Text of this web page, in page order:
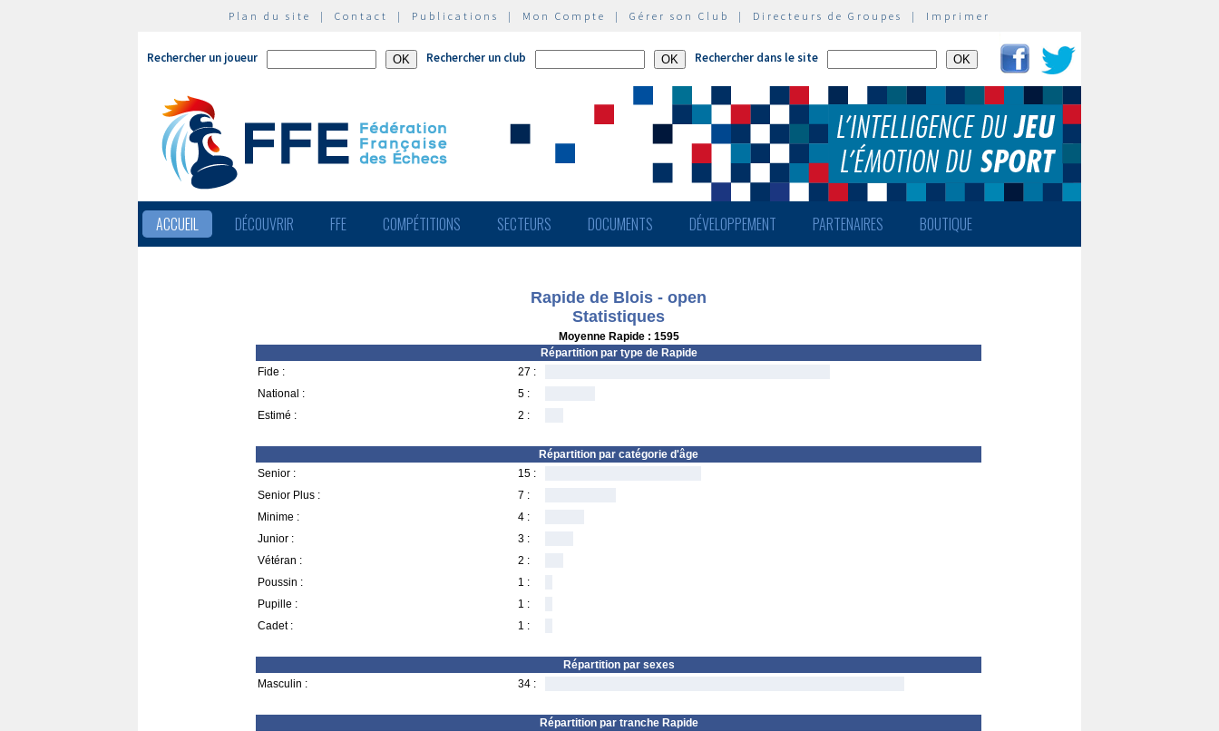
Plan du site | Contact | Publications | Mon Compte | Gérer son Club | Directeurs de Groupes | Imprimer
Rechercher un joueur Rechercher un club Rechercher dans le site
ACCUEIL DÉCOUVRIR FFE COMPÉTITIONS SECTEURS DOCUMENTS DÉVELOPPEMENT PARTENAIRES BOUTIQUE
Rapide de Blois - open
Statistiques
Moyenne Rapide : 1595
Répartition par type de Rapide
Fide :
27 :
National :
5 :
Estimé :
2 :
Répartition par catégorie d'âge
Senior :
15 :
Senior Plus :
7 :
Minime :
4 :
Junior :
3 :
Vétéran :
2 :
Poussin :
1 :
Pupille :
1 :
Cadet :
1 :
Répartition par sexes
Masculin :
34 :
Répartition par tranche Rapide